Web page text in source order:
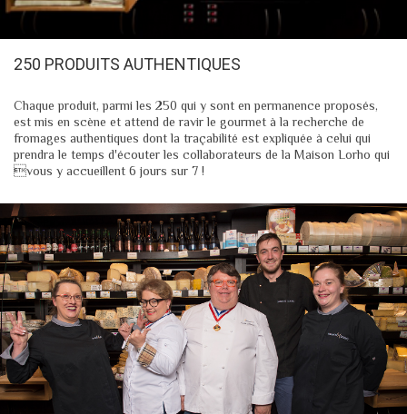
250 PRODUITS AUTHENTIQUES
Chaque produit, parmi les 250 qui y sont en permanence proposés,
est mis en scène et attend de ravir le gourmet à la recherche de
fromages authentiques dont la traçabilité est expliquée à celui qui
prendra le temps d'écouter les collaborateurs de la Maison Lorho qui
vous y accueillent 6 jours sur 7 !